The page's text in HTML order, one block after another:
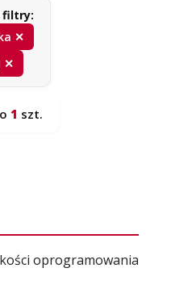
filtry:
✕
✕
1 szt.
oprogramowania